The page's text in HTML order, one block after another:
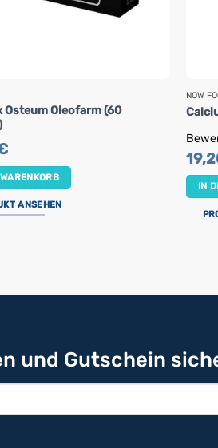
Osteum Oleofarm (60
ANSEHEN
NOW
IN
und Gutschein